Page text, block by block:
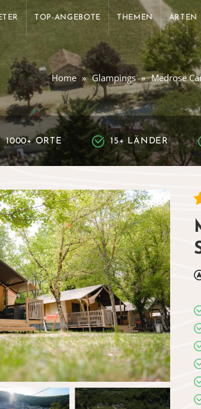
TOP-ANGEBOTE THEMEN ARTEN
Home Glampings Medrose
1000+ ORTE 15+ LÄNDER